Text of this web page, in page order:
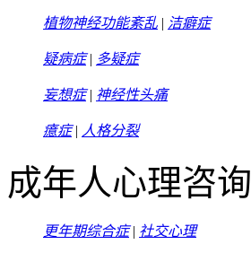
植物神经功能紊乱 | 洁癖症
疑病症| 多疑症
妄想症| 神经性头痛
癔症| 人格分裂
成年人心理咨询
更年期综合症| 社交心理